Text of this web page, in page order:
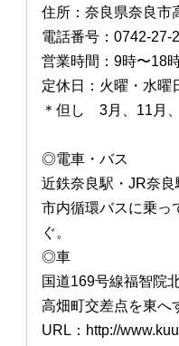
住所：奈良県奈良市
電話番号：0742-27-
営業時間：9時〜18
定休日：火曜・水曜
＊但し 3月、11月
◎電車・バス
近鉄奈良駅・JR奈良
市内循環バスに乗っ
ぐ。
◎車
国道169号線福智院
高畑町交差点を東へ
URL：http://